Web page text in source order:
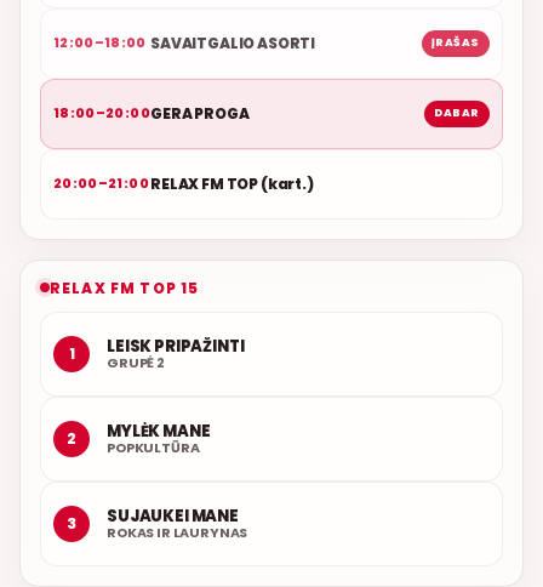
12:00–18:00 SAVAITGALIO ASORTI ĮRAŠAS
18:00–20:00GERA PROGA DABAR
20:00–21:00RELAX FM TOP (kart.)
RELAX FM TOP 15
1 LEISK PRIPAŽINTI
GRUPĖ 2
2 MYLĖK MANE
POPKULTŪRA
3 SUJAUKEI MANE
ROKAS IR LAURYNAS